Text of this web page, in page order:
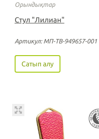
Орындықтар
Стул "Лилиан"
Артикул: MП-TB-949657-001
Сатып алу